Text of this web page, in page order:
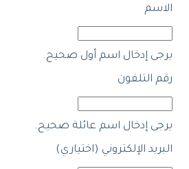
الاسم
يرجى إدخال اسم أول صحيح.
رقم التلفون
يرجى إدخال اسم عائلة صحيح.
البريد الإلكتروني (اختياري)